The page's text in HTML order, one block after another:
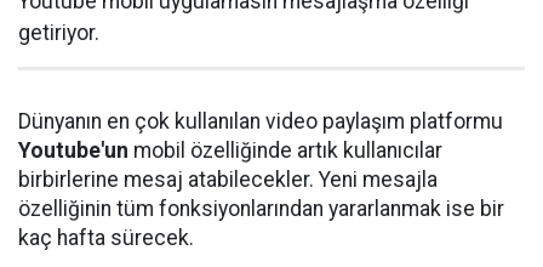
getiriyor.
Dünyanın en çok kullanılan video paylaşım platformu
Youtube'un mobil özelliğinde artık kullanıcılar
birbirlerine mesaj atabilecekler. Yeni mesajla
özelliğinin tüm fonksiyonlarından yararlanmak ise bir
kaç hafta sürecek.